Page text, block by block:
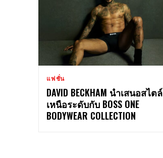
แฟชั่น
DAVID BECKHAM นำเสนอสไตล์
เหนือระดับกับ BOSS ONE
BODYWEAR COLLECTION